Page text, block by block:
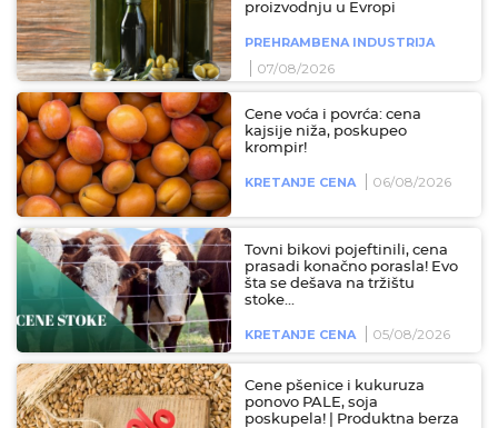
proizvodnju u Evropi
PREHRAMBENA INDUSTRIJA
07/08/2026
Cene voća i povrća: cena
kajsije niža, poskupeo
krompir!
KRETANJE CENA 06/08/2026
Tovni bikovi pojeftinili, cena
prasadi konačno porasla! Evo
šta se dešava na tržištu
stoke...
KRETANJE CENA 05/08/2026
Cene pšenice i kukuruza
ponovo PALE, soja
poskupela! | Produktna berza